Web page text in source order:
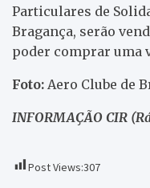
Particulares de
Bragança, serão
poder comprar uma
Foto: Aero Clube de
INFORMAÇÃO CIR
Post Views:307